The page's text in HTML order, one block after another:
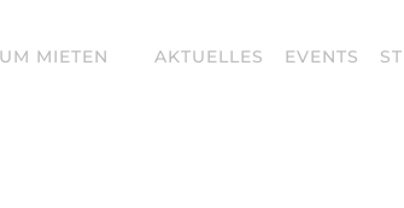
MIETEN AKTUELLES EVENTS